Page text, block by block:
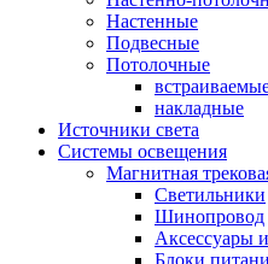
Настенные
Подвесные
Потолочные
накладные
Источники света
Системы освещения
Магнитная
Светильники
Шинопровод
Аксессуары
Блоки